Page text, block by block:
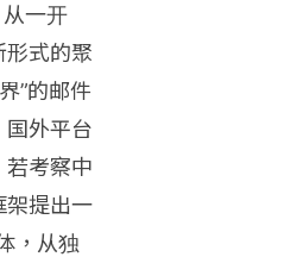
一开
形式的聚
”的邮件
国外平台
若考察中
架提出一
，从独